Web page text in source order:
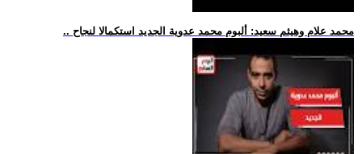
.. محمد علام وهيثم سعيد: ألبوم محمد عدوية الجديد استكمالا لنجاح